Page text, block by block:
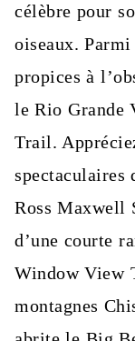
célèbre pour
oiseaux.
propices à
le Rio Grande
Trail.
spectaculaires
Ross Maxwell
d’une courte
Window View
montagnes